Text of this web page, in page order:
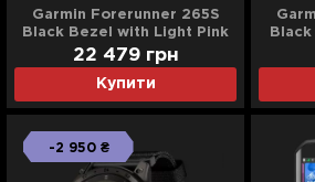
Garmin Forerunner 265S
Black Bezel with Light Pink
Case and Light
Pink/Whitestone Silicone
Band
Купити
22 479 грн
-2 950 ₴